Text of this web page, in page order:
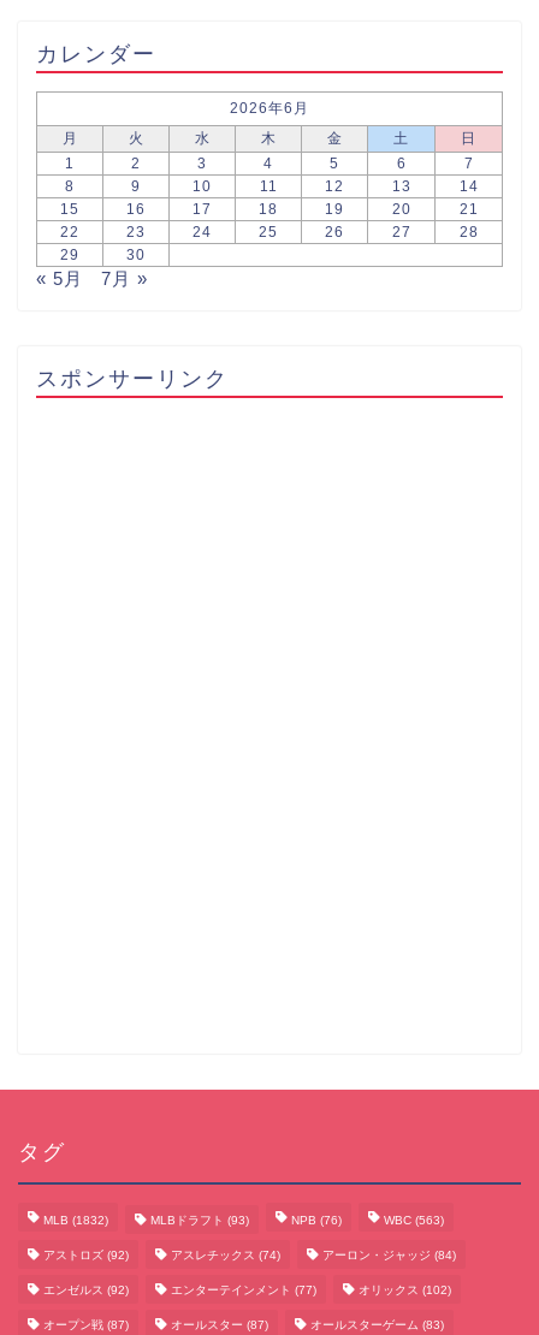
カレンダー
2026年6月
月
火 水 木 金 土
日
1
2 3 4 5 6
7
8
9 10 11 12 13
14
15
16 17 18 19 20
21
22
23 24 25 26 27
28
29
30
« 5月 7月 »
スポンサーリンク
タグ
MLB (1832) MLBドラフト (93) NPB (76) WBC (563)
アストロズ (92) アスレチックス (74) アーロン・ジャッジ (84)
エンゼルス (92) エンターテインメント (77) オリックス (102)
オープン戦 (87) オールスター (87) オールスターゲーム (83)